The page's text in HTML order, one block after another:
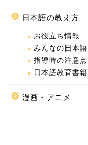
日本語の教え方
お役立ち情報
みんなの日本語
指導時の注意点
日本語教育書籍
漫画・アニメ